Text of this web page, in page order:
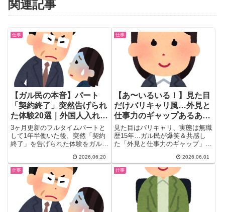
関連記事
仕事
【ガル民の本音】パート
「契約終了」突然告げられ
た体験20選｜外国人入れ替
え・コネ・人件費削減の真
相
3ヶ月更新のフルタイムパートと
して1年半働いた後、突然「契約
終了」を告げられた体験をガル民
用・人件費削減など会社都合の真
相と、「転職50回でも生きて
る」ガル民の金言、次の就活アド
バイスまで一気にまとめました。
2026.06.20
仕事
【あ〜いるいる！】見た目
だけバリキャリ風…外見と
仕事力のギャップあるある
20選｜ガル民の本音まとめ
見た目はバリキャリ、実態は無職
歴15年…ガル民が爆笑＆共感し
た「外見と仕事力のギャップ」体
版が続出！逆パターン（超優秀な
のに見た目は普通）も。顔タイ
プ・骨格・スタイルで「仕事でき
そう」に見られる女性の本音20
2026.06.01
仕事 仕事